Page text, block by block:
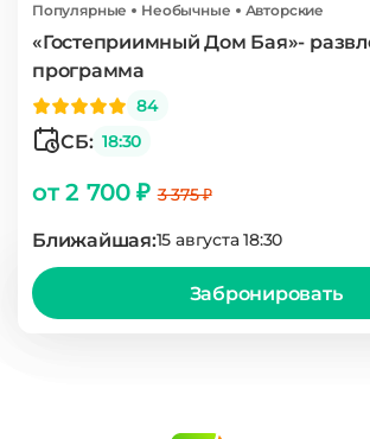
Популярные Необычные Авторские
«Гостеприимный Дом Бая»-
программа
84
СБ: 18:30
от 2 700 ₽3 375 ₽
Ближайшая:15 августа 18:30
Забронировать